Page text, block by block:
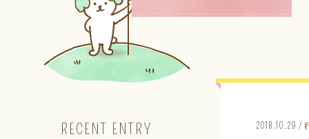
RECENT ENTRY 2018.10.29 /